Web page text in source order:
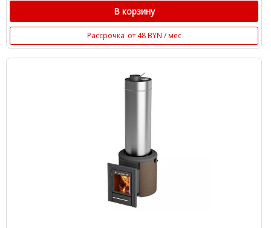
В корзину
Рассрочка от 48 BYN / мес